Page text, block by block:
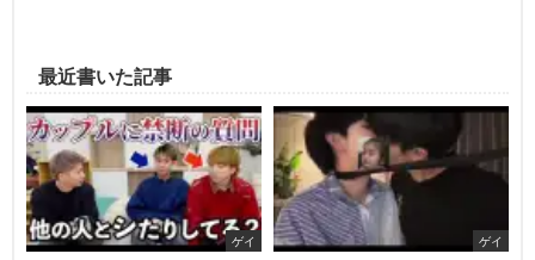
最近書いた記事
ゲイ ゲイ